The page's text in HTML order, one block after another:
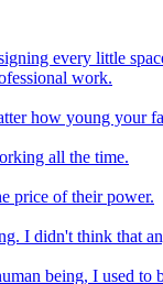
every little
work.
how young your
all the time.
price of their power.
I didn't think that
being, I used